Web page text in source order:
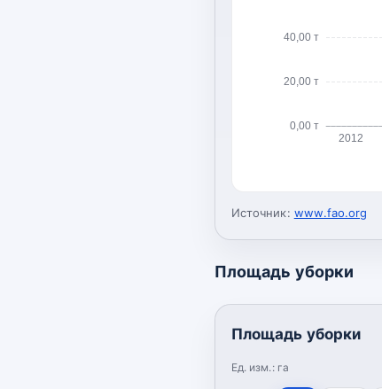
0,00 т
20,00 т
40,00 т
2012
Источник: www.fao.org
Площадь уборки
Площадь уборки
Ед. изм.: га